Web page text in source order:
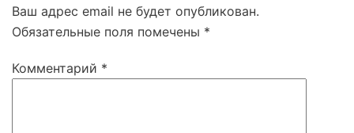
Ваш адрес email не будет опубликован.
Обязательные поля помечены *
Комментарий *